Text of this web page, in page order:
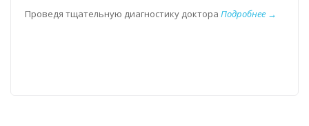
Проведя тщательную диагностику доктора Подробнее →